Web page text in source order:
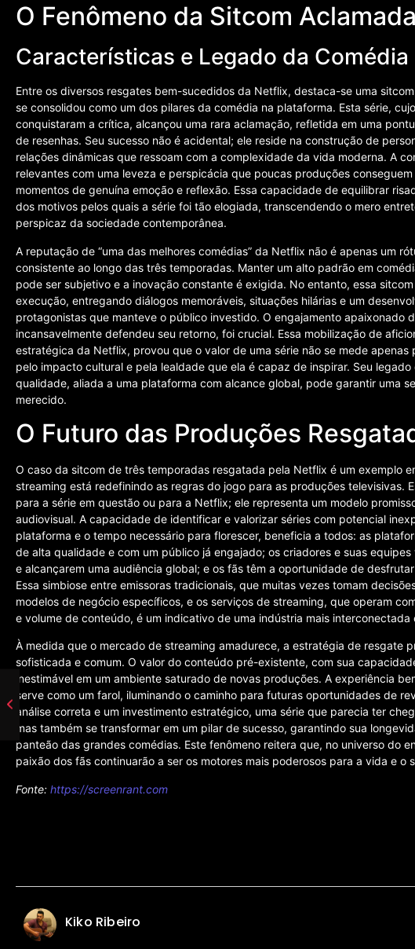
O Fenômeno da Sitcom Aclamada
Características e Legado da Comédia
Entre os diversos resgates bem-sucedidos da Netflix, destaca-se uma
se consolidou como um dos pilares da comédia na plataforma. Esta série,
conquistaram a crítica, alcançou uma rara aclamação, refletida em uma
de resenhas. Seu sucesso não é acidental; ele reside na construção de
relações dinâmicas que ressoam com a complexidade da vida moderna. A
relevantes com uma leveza e perspicácia que poucas produções
momentos de genuína emoção e reflexão. Essa capacidade de equilibrar
dos motivos pelos quais a série foi tão elogiada, transcendendo o mero
perspicaz da sociedade contemporânea.
A reputação de “uma das melhores comédias” da Netflix não é apenas um
consistente ao longo das três temporadas. Manter um alto padrão em
pode ser subjetivo e a inovação constante é exigida. No entanto, essa
execução, entregando diálogos memoráveis, situações hilárias e um
protagonistas que manteve o público investido. O engajamento apaixonado
incansavelmente defendeu seu retorno, foi crucial. Essa mobilização de
estratégica da Netflix, provou que o valor de uma série não se mede apenas
pelo impacto cultural e pela lealdade que ela é capaz de inspirar. Seu
qualidade, aliada a uma plataforma com alcance global, pode garantir uma
merecido.
O Futuro das Produções
O caso da sitcom de três temporadas resgatada pela Netflix é um exemplo
streaming está redefinindo as regras do jogo para as produções televisivas.
para a série em questão ou para a Netflix; ele representa um modelo
audiovisual. A capacidade de identificar e valorizar séries com potencial
plataforma e o tempo necessário para florescer, beneficia a todos: as
de alta qualidade e com um público já engajado; os criadores e suas
e alcançarem uma audiência global; e os fãs têm a oportunidade de
Essa simbiose entre emissoras tradicionais, que muitas vezes tomam
modelos de negócio específicos, e os serviços de streaming, que operam
e volume de conteúdo, é um indicativo de uma indústria mais interconectada
À medida que o mercado de streaming amadurece, a estratégia de resgate
sofisticada e comum. O valor do conteúdo pré-existente, com sua
inestimável em um ambiente saturado de novas produções. A experiência
serve como um farol, iluminando o caminho para futuras oportunidades de
análise correta e um investimento estratégico, uma série que parecia ter
mas também se transformar em um pilar de sucesso, garantindo sua
panteão das grandes comédias. Este fenômeno reitera que, no universo do
paixão dos fãs continuarão a ser os motores mais poderosos para a vida e o
Fonte: https://screenrant.com
Kiko Ribeiro